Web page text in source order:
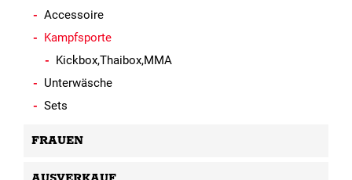
Accessoire
Kampfsporte
Kickbox,Thaibox,MMA
Unterwäsche
Sets
FRAUEN